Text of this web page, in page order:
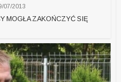
07/2013
MOGŁA ZAKOŃCZYĆ SIĘ